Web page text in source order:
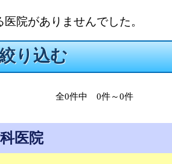
院がありませんでした。
り込む
全0件中 0件～0件
医院